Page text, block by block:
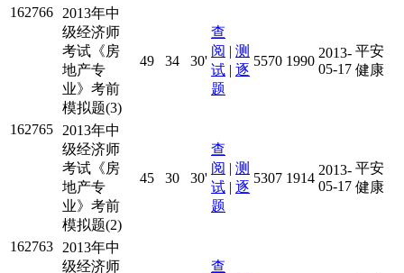
162766
2013年中
级经济师
考试《房
地产专
业》考前
模拟题(3)
49 34 30'
查
阅 | 测
试 | 逐
题
5570 1990
2013-
05-17
平安
健康
162765
2013年中
级经济师
考试《房
地产专
业》考前
模拟题(2)
45 30 30'
查
阅 | 测
试 | 逐
题
5307 1914
2013-
05-17
平安
健康
162763
2013年中
级经济师
查